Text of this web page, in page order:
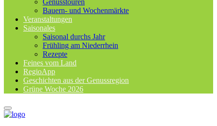
Genusstouren
Bauern- und Wochenmärkte
Veranstaltungen
Saisonales
Saisonal durchs Jahr
Frühling am Niederrhein
Rezepte
Feines vom Land
RegioApp
Geschichten aus der Genussregion
Grüne Woche 2026